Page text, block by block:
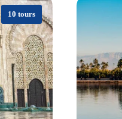
10 tours